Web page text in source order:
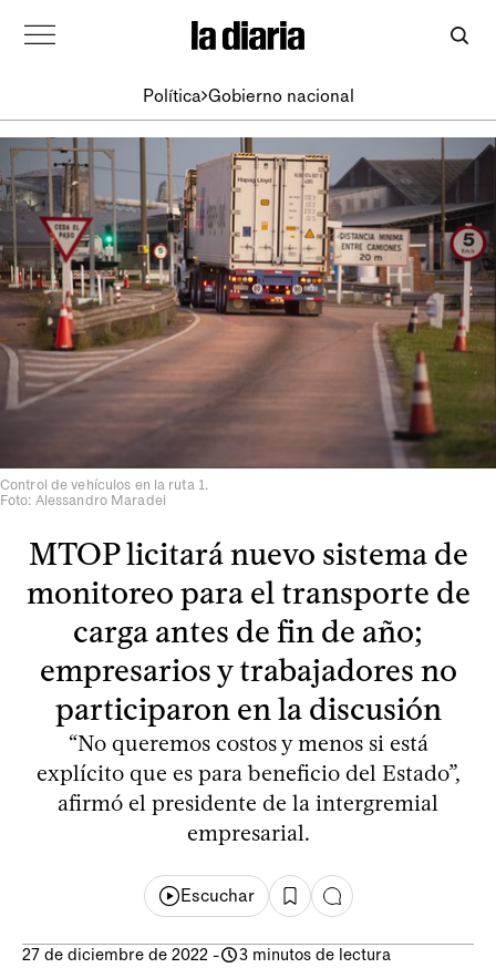
Política Gobierno nacional
Control de vehículos en la ruta 1.
Foto: Alessandro Maradei
MTOP licitará nuevo sistema de
monitoreo para el transporte de
carga antes de fin de año;
empresarios y trabajadores no
participaron en la discusión
“No queremos costos y menos si está
explícito que es para beneficio del Estado”,
afirmó el presidente de la intergremial
empresarial.
Escuchar
27 de diciembre de 2022 - 3 minutos de lectura